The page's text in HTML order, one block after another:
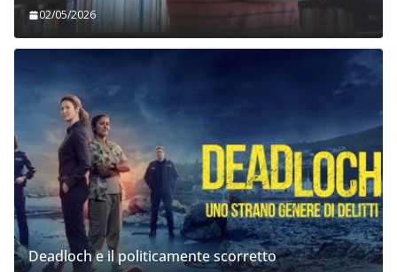
02/05/2026
Deadloch e il politicamente scorretto